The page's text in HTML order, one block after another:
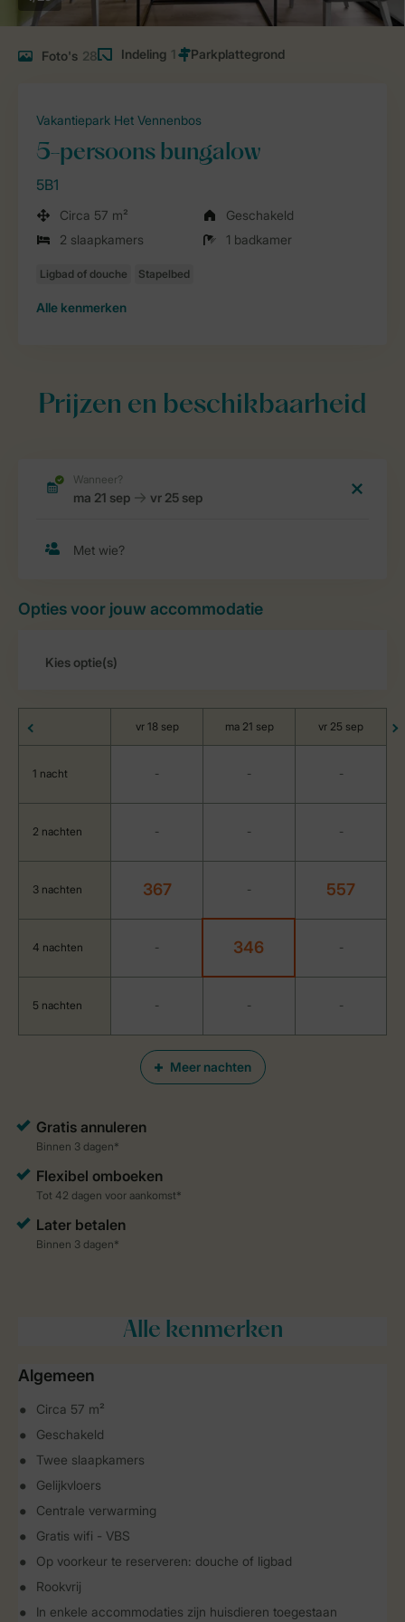
Foto's 28 Indeling 1
Vakantiepark Het Vennenbos
5-persoons bungalow
5B1
Circa 57 m²
Geschakeld
2 slaapkamers
1 badkamer
Alle kenmerken
Prijzen en beschikbaarheid
Opties voor jouw accommodatie
Meer nachten
vr 18 sep ma 21 sep vr 25 sep
1 nacht - - -
2 nachten - - -
3 nachten 367 - 557
4 nachten - 346 -
5 nachten - - -
Alle kenmerken
Algemeen
Circa 57 m²
Geschakeld
Twee slaapkamers
Gelijkvloers
Centrale verwarming
Gratis wifi - VBS
Op voorkeur te reserveren: douche of ligbad
Rookvrij
In enkele accommodaties zijn huisdieren toegestaan